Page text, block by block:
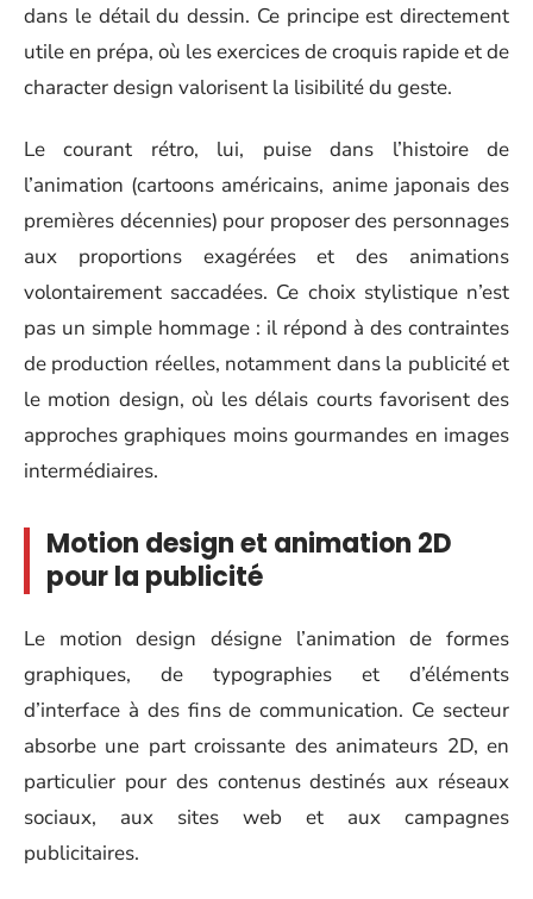
dans le détail du dessin. Ce principe est directement
utile en prépa, où les exercices de croquis rapide et de
character design valorisent la lisibilité du geste.
Le courant rétro, lui, puise dans l’histoire de
l’animation (cartoons américains, anime japonais des
premières décennies) pour proposer des personnages
aux proportions exagérées et des animations
volontairement saccadées. Ce choix stylistique n’est
pas un simple hommage : il répond à des contraintes
de production réelles, notamment dans la publicité et
le motion design, où les délais courts favorisent des
approches graphiques moins gourmandes en images
intermédiaires.
Motion design et animation 2D
pour la publicité
Le motion design désigne l’animation de formes
graphiques, de typographies et d’éléments
d’interface à des fins de communication. Ce secteur
absorbe une part croissante des animateurs 2D, en
particulier pour des contenus destinés aux réseaux
sociaux, aux sites web et aux campagnes
publicitaires.